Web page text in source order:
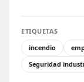
ETIQUETAS
incendio
Seguridad